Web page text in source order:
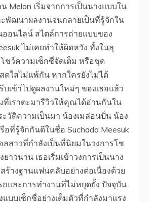
Melon เริ่มจากการเป็นนางแบบใน
พัฒนาผลงานจนกลายเป็นที่รู้จักใน
อนไลน์ สไตล์การถ่ายแบบของ
ไม่เคยทำให้ผิดหวัง ทั้งในลุ
ชว์ความเซ็กซี่จัดเต็ม หรือชุด
ดใสไม่แพ้กัน หากใครยังไม่ได้
บเข้าไปดูผลงานใหม่ๆ ของเธอแล้ว
ที่เราตะมารีวิวให้คุณได้อ่านกันใน
ะวัติความเป็นมา น้องเมล่อนปั่น น้อง
อที่รู้จักกันดีในชื่อ Suchada Meesuk
ลสาวที่กำลังเป็นที่นิยมในวงการโซ
ยาวนาน เธอเริ่มเข้าวงการเป็นนาง
ร้างฐานแฟนคลับอย่างต่อเนื่องด้วย
และการทำงานที่ไม่หยุดยั้ง ปัจจุบัน
แบบเซ็กซี่อย่างเต็มตัวที่กำลังมาแรง